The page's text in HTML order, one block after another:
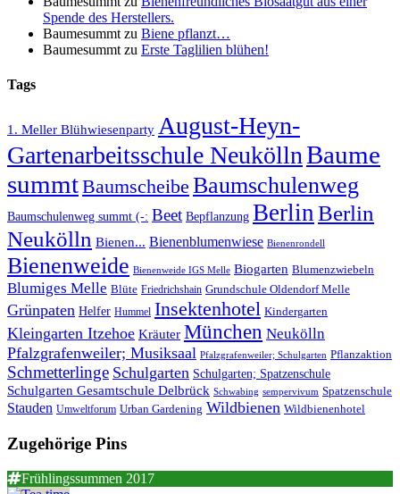
Spende des Herstellers.
Baumesummt zu Biene pflanzt…
Baumesummt zu Erste Taglilien blühen!
Tags
1. Meller Blühwiesenparty August-Heyn-
Gartenarbeitsschule NeuköllnBaume
summtBaumscheibe Baumschulenweg
Baumschulenweg summt (-: Beet Bepflanzung BerlinBerlin
Neukölln Bienen... Bienenblumenwiese Bienenrondell
Bienenweide Bienenweide IGS Melle Biogarten Blumenzwiebeln
Blumiges Melle Blüte Friedrichshain Grundschule Oldendorf Melle
Grünpaten Helfer Hummel Insektenhotel Kindergarten
Kleingarten Itzehoe Kräuter München Neukölln
Pfalzgrafenweiler; Musiksaal Pfalzgrafenweiler; Schulgarten Pflanzaktion
Schmetterlinge Schulgarten Schulgarten; Spatzenschule
Schulgarten Gesamtschule Delbrück Schwabing sempervivum Spatzenschule
Stauden Umweltforum Urban Gardening Wildbienen Wildbienenhotel
Zugehörige Pins
Frühlingssummen 2017